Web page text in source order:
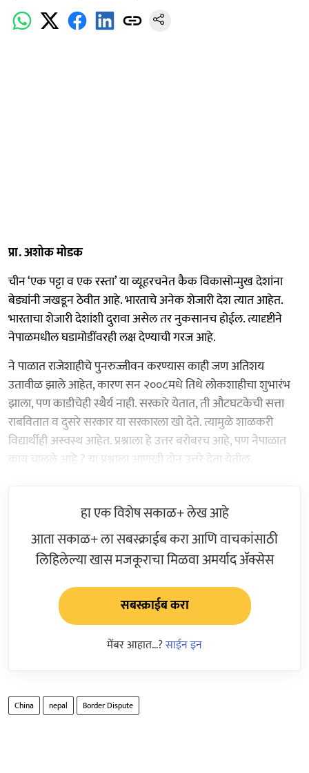
प्रा. अशोक मोडक
चीन ‘एक पट्टा व एक रस्ता’ या व्यूहरचनेत कैक विकासोन्मुख देशांना
बेड्यांनी जखडून ठेवीत आहे. भारताचे अनेक शेजारी देश त्यात आहेत.
भारताचा शेजारी देशांशी दुरावा असेल तर नुकसानच होईल. त्यादृष्टीने
नेपाळमधील घडामोडींवरही लक्ष देण्याची गरज आहे.
ने पाळात राजेशाहीचे पुनरुज्जीवन करण्यास काही जण अतिशय
उतावीळ झाले आहेत, कारण सन २००८मधे तिथे लोकशाहीचा शुभारंभ
झाला, पण काडीचेही स्थैर्य नाही. सरकारे येतात, ती औटघटकेची सत्ता
राबवितात व दुसरे सरकार या सरकारला खो देते. त्यामुळे शाळकरी
विद्यार्थीही अस्वस्थ आहेत. प्रश्नाला हे उत्तर बरोबरच आहे, पण नेपाळात
काय चालले आहे ? या प्रश्नाला आणखी दोन उत्तरे देता येतील.
हा एक विशेष सकाळ+ लेख आहे
आता सकाळ+ ला सबस्क्राईब करा आणि वाचकांसाठी
लिहिलेल्या खास मजकूराचा मिळवा अमर्याद ॲक्सेस
सबस्क्राईब करा
मेंबर आहात...?साईन इन
China nepal Border Dispute